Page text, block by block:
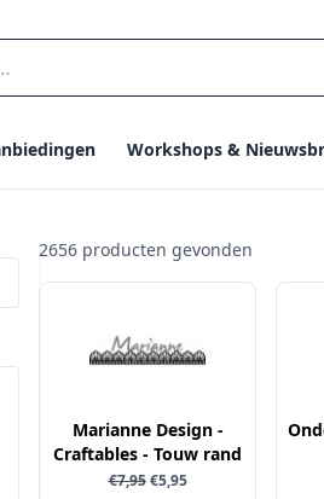
Workshops &
2656 producten gevonden
Marianne Design -
Craftables - Touw rand
€7,95€5,95